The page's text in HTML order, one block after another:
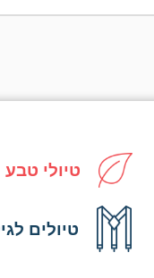
טיולי טבע
טיולים